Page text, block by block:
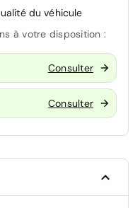
du véhicule
à votre disposition :
Consulter
Consulter